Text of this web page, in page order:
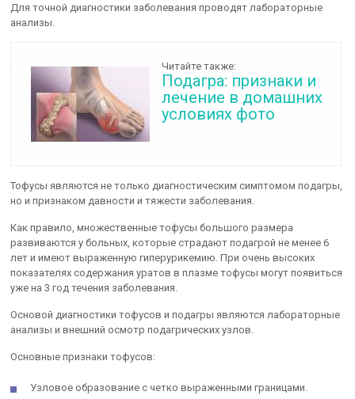
Для точной диагностики заболевания проводят лабораторные
анализы.
Читайте также:
Подагра: признаки и
лечение в домашних
условиях фото
Тофусы являются не только диагностическим симптомом подагры,
но и признаком давности и тяжести заболевания.
Как правило, множественные тофусы большого размера
развиваются у больных, которые страдают подагрой не менее 6
лет и имеют выраженную гиперурикемию. При очень высоких
показателях содержания уратов в плазме тофусы могут появиться
уже на 3 год течения заболевания.
Основой диагностики тофусов и подагры являются лабораторные
анализы и внешний осмотр подагрических узлов.
Основные признаки тофусов:
Узловое образование с четко выраженными границами.